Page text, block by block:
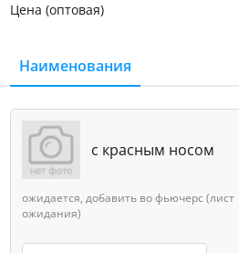
Цена (оптовая)
Наименования
с красным носом
ожидается, добавить во фьючерс (лист
ожидания)